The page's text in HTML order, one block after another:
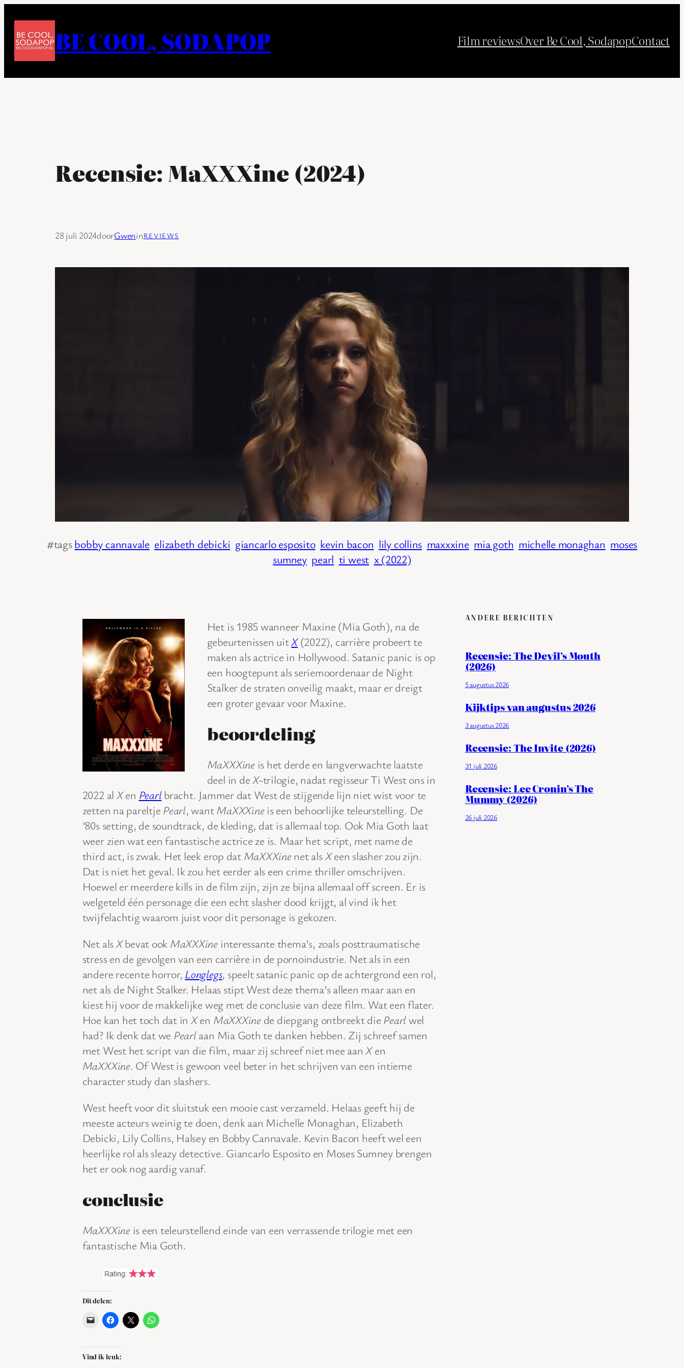
de
BE COOL, SODAPOP Film reviewsOver Be Cool, SodapopContact
Recensie: MaXXXine (2024)
28 juli 2024doorGweninREVIEWS
#tagsbobby cannavale elizabeth debicki giancarlo esposito kevin bacon lily collins maxxxine mia goth michelle monaghan moses
sumney pearl ti west x (2022)
Het is 1985 wanneer Maxine (Mia Goth), na de
gebeurtenissen uitX(2022), carrière probeert te
maken als actrice in Hollywood. Satanic panic is op
een hoogtepunt als seriemoordenaar de Night
Stalker de straten onveilig maakt, maar er dreigt
een groter gevaar voor Maxine.
beoordeling
MaXXXineis het derde en langverwachte laatste
deel in deX-trilogie, nadat regisseur Ti West ons in
2022 al Xen Pearlbracht. Jammer dat West de stijgende lijn niet wist voor te
zetten na pareltje Pearl, wantMaXXXineis een behoorlijke teleurstelling. De
’80s setting, de soundtrack, de kleding, dat is allemaal top. Ook Mia Goth laat
weer zien wat een fantastische actrice ze is. Maar het script, met name de
third act, is zwak. Het leek erop dat MaXXXinenet alsXeen slasher zou zijn.
Dat is niet het geval. Ik zou het eerder als een crime thriller omschrijven.
Hoewel er meerdere kills in de film zijn, zijn ze bijna allemaal off screen. Er is
welgeteld één personage die een echt slasher dood krijgt, al vind ik het
twijfelachtig waarom juist voor dit personage is gekozen.
Net alsXbevat ook MaXXXine interessante thema’s, zoals posttraumatische
stress en de gevolgen van een carrière in de pornoindustrie. Net als in een
andere recente horror, Longlegs, speelt satanic panic op de achtergrond een rol,
net als de Night Stalker. Helaas stipt West deze thema’s alleen maar aan en
kiest hij voor de makkelijke weg met de conclusie van deze film. Wat een flater.
Hoe kan het toch dat in Xen MaXXXinede diepgang ontbreekt die Pearlwel
had? Ik denk dat we Pearlaan Mia Goth te danken hebben. Zij schreef samen
met West het script van die film, maar zij schreef niet mee aanXen
MaXXXine. Of West is gewoon veel beter in het schrijven van een intieme
character study dan slashers.
West heeft voor dit sluitstuk een mooie cast verzameld. Helaas geeft hij de
meeste acteurs weinig te doen, denk aan Michelle Monaghan, Elizabeth
Debicki, Lily Collins, Halsey en Bobby Cannavale. Kevin Bacon heeft wel een
heerlijke rol als sleazy detective. Giancarlo Esposito en Moses Sumney brengen
het er ook nog aardig vanaf.
conclusie
MaXXXineis een teleurstellend einde van een verrassende trilogie met een
fantastische Mia Goth.
Dit delen:
Vind ik leuk:
ANDERE BERICHTEN
Recensie: The Devil’s Mouth
(2026)
5 augustus 2026
Kijktips van augustus 2026
3 augustus 2026
Recensie: The Invite (2026)
31 juli 2026
Recensie: Lee Cronin’s The
Mummy (2026)
26 juli 2026